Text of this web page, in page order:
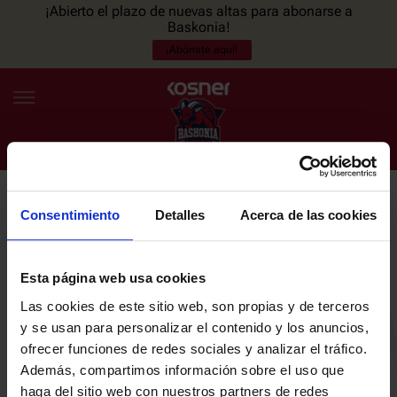
Consentimiento Detalles Acerca de las cookies
Esta página web usa cookies
Las cookies de este sitio web, son propias y de terceros
y se usan para personalizar el contenido y los anuncios,
ofrecer funciones de redes sociales y analizar el tráfico.
Además, compartimos información sobre el uso que
haga del sitio web con nuestros partners de redes
¡Abierto el plazo de nuevas altas para abonarse a
Baskonia!
¡Abónate aquí!
ES EU
NOTICIAS
PLANTILLA
ENTRADAS
NEWSLETTER
últimas noticias y promociones del club.
Email
He leído y acepto laPolítica de privacidaddel SASKI BASKONIA